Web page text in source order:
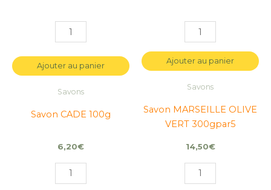
Ajouter au panier
Savons
Savon CADE 100g
6,20€
Ajouter au panier
Savons
Savon MARSEILLE OLIVE
VERT 300gpar5
14,50€